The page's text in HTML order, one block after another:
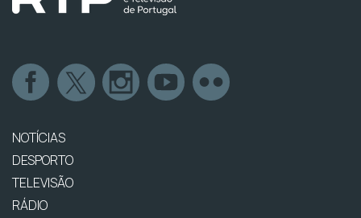
NOTÍCIAS
DESPORTO
TELEVISÃO
RÁDIO